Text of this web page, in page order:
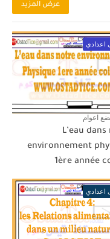
عرض المزيد
اعدادي
اعوام
L’eau
environnement
1ère année
اعدادي